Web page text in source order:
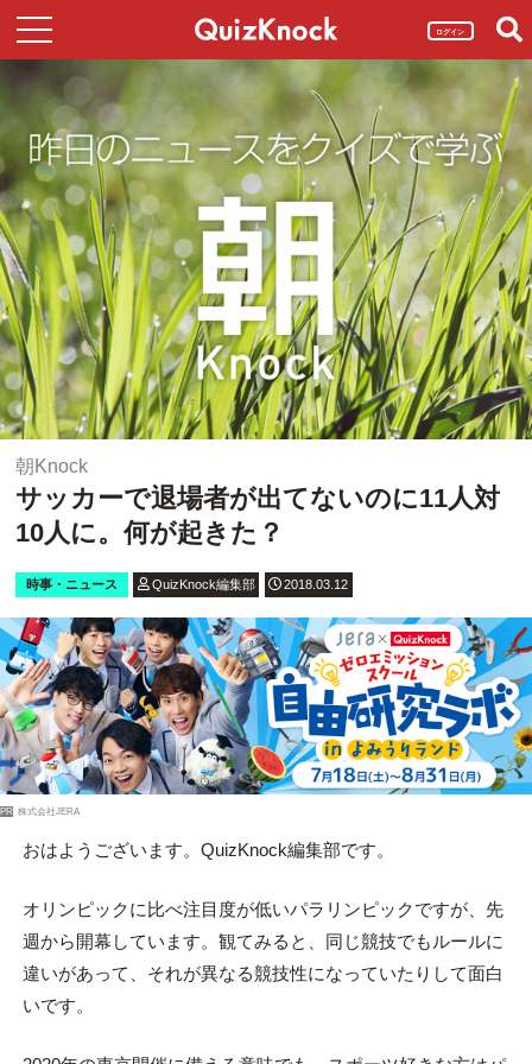
ログイン
朝Knock
サッカーで退場者が出てないのに11人対
10人に。何が起きた？
時事・ニュース QuizKnock編集部 2018.03.12
PR 株式会社JERA
おはようございます。QuizKnock編集部です。
オリンピックに比べ注目度が低いパラリンピックですが、先
週から開幕しています。観てみると、同じ競技でもルールに
違いがあって、それが異なる競技性になっていたりして面白
いです。